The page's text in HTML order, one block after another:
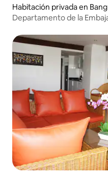
Habitación privada en
Departamento de la